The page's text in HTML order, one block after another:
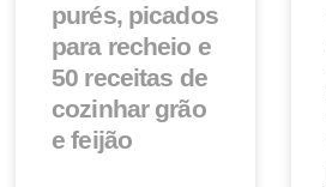
purés, picados
para recheio e
50 receitas de
cozinhar grão
e feijão